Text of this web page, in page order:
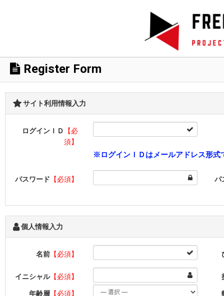
Register Form
サイト利用情報入力
ログインＩＤ
【必
須】
※ログインＩＤはメールアドレス形式
パスワード 【必須】 パ
個人情報入力
名前【必須】
イニシャル【必須】
年齢層【必須】